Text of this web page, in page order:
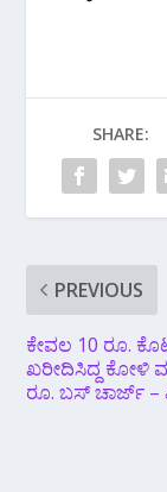
SHARE:
PREVIOUS
ಕೇವಲ 10 ರೂ.
ಖರೀದಿಸಿದ್ದ ಕೋಳಿ
ರೂ. ಬಸ್ ಚಾರ್ಜ್